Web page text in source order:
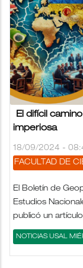
El difícil
imperiosa
18/09/2024 -
FACULTAD DE
El Boletín de
Estudios
publicó un
NOTICIAS USAL